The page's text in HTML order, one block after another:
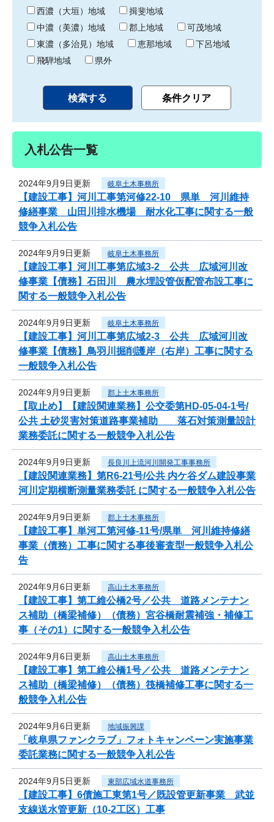
り 西濃（大垣）地域
揖斐地域
中濃（美濃）地域
郡上地域
可茂地域
東濃（多治見）地域
恵那地域
下呂地域
飛騨地域
県外
入札公告一覧
2024年9月9日更新 岐阜土木事務所
【建設工事】河川工事第河修22-10 県単 河川維持
修繕事業 山田川排水機場 耐水化工事に関する一般
競争入札公告
2024年9月9日更新 岐阜土木事務所
【建設工事】河川工事第広域3-2 公共 広域河川改
修事業【債務】石田川 農水埋設管仮配管布設工事に
関する一般競争入札公告
2024年9月9日更新 岐阜土木事務所
【建設工事】河川工事第広域2-3 公共 広域河川改
修事業【債務】鳥羽川掘削護岸（右岸）工事に関する
一般競争入札公告
2024年9月9日更新 郡上土木事務所
【取止め】【建設関連業務】公交委第HD-05-04-1号/
公共 土砂災害対策道路事業補助 落石対策測量設計
業務委託に関する一般競争入札公告
2024年9月9日更新 長良川上流河川開発工事事務所
【建設関連業務】第R6-21号/公共 内ケ谷ダム建設事業
河川定期横断測量業務委託 に関する一般競争入札公告
2024年9月9日更新 郡上土木事務所
【建設工事】単河工第河修-11号/県単 河川維持修繕
事業（債務）工事に関する事後審査型一般競争入札公
告
2024年9月6日更新 高山土木事務所
【建設工事】第工維公橋2号／公共 道路メンテナン
ス補助（橋梁補修）（債務）宮谷橋耐震補強・補修工
事（その1）に関する一般競争入札公告
2024年9月6日更新 高山土木事務所
【建設工事】第工維公橋1号／公共 道路メンテナン
ス補助（橋梁補修）（債務）筏橋補修工事に関する一
般競争入札公告
2024年9月6日更新 地域振興課
「岐阜県ファンクラブ」フォトキャンペーン実施事業
委託業務に関する一般競争入札公告
2024年9月5日更新 東部広域水道事務所
【建設工事】6債施工東第1号／既設管更新事業 武並
支線送水管更新（10-2工区）工事